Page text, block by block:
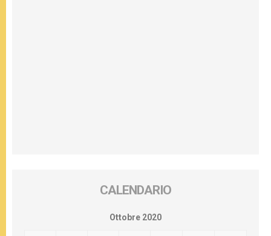
CALENDARIO
Ottobre 2020